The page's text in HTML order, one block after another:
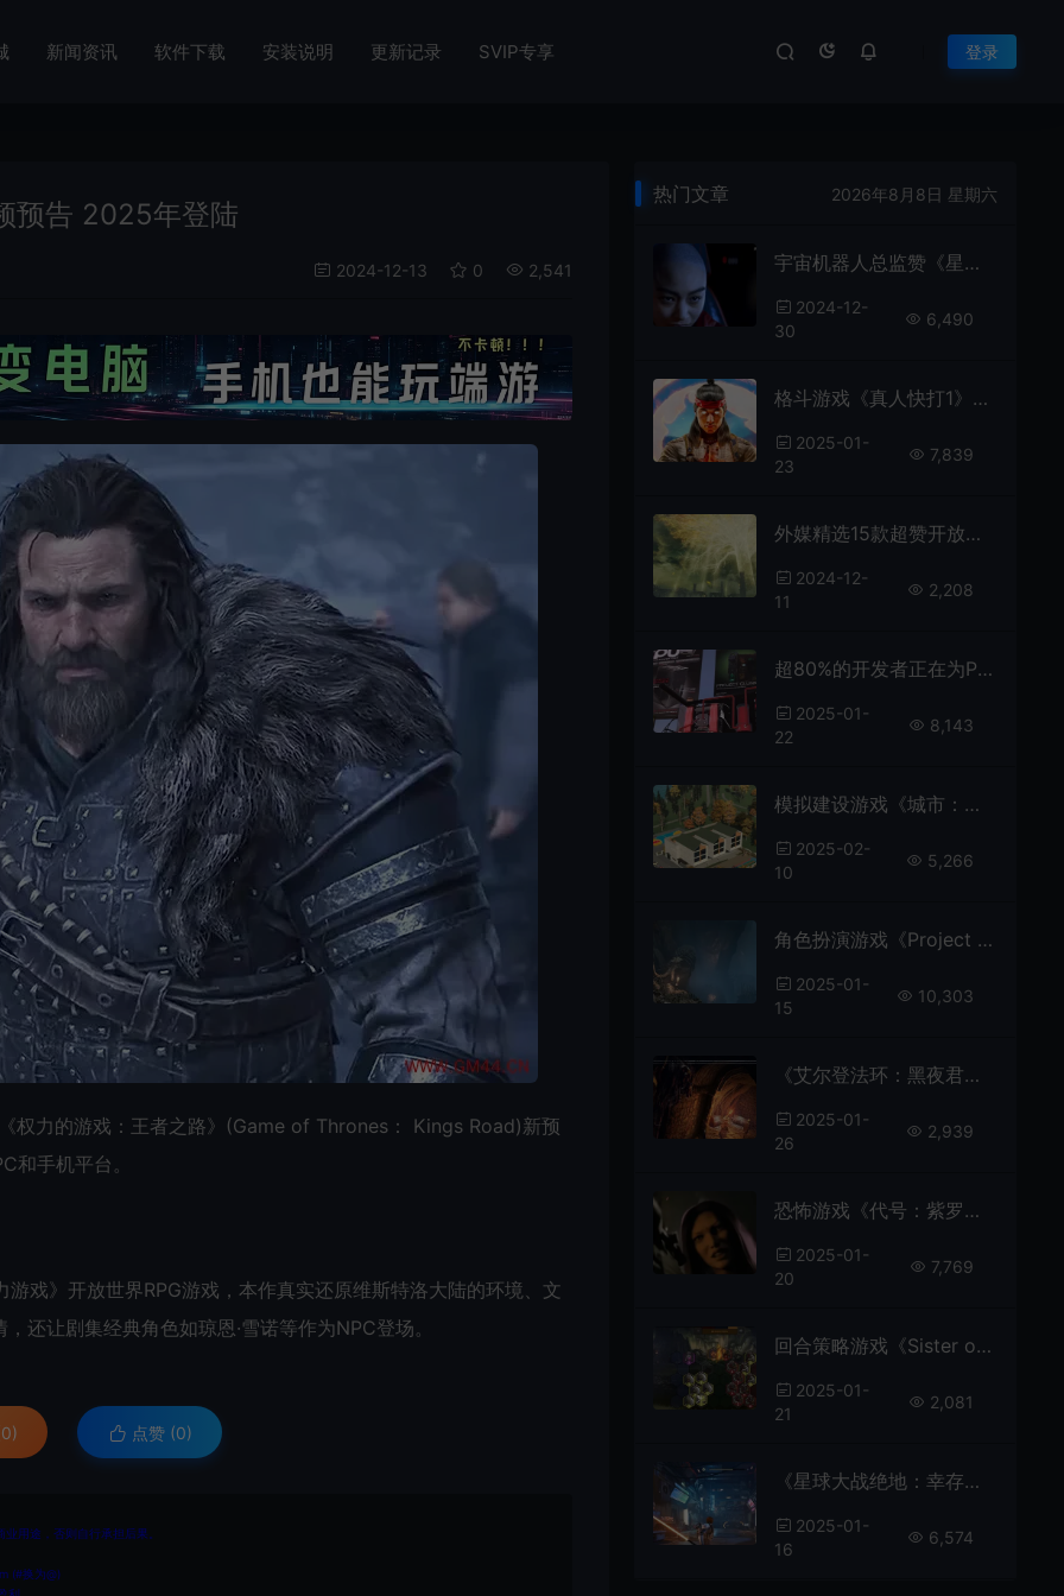
新闻资讯 软件下载 安装说明 更新记录 SVIP专享 登录
预告 2025年登陆
2024-12-13 0 2,541
权力的游戏：王者之路》(Game of Thrones： Kings Road)新预
和手机平台。
戏》开放世界RPG游戏，本作真实还原维斯特洛大陆的环境、文
还让剧集经典角色如琼恩·雪诺等作为NPC登场。
点赞 (0)
用途，否则自行承担后果。
(#换为@)
热门文章 2026年8月8日 星期六
宇宙机器人总监赞《星际：异端先知》：令人惊叹
2024-12-
30
6,490
格斗游戏《真人快打1》销量突破500万
2025-01-
23
7,839
外媒精选15款超赞开放世界游戏 《孤岛惊魂3》等
2024-12-
11
2,208
超80%的开发者正在为PC平台开发游戏 NS2为8%
2025-01-
22
8,143
模拟建设游戏《城市：天际线2》中国资产包已免费上线
2025-02-
10
5,266
角色扮演游戏《Project Pantheon》发布Steam页面 暂无中文
2025-01-
15
10,303
《艾尔登法环：黑夜君临》发布新视觉图
2025-01-
26
2,939
恐怖游戏《代号：紫罗兰 Code Violet 》因色情Mod不会登陆PC平台
2025-01-
20
7,769
回合策略游戏《Sister of a Dragon》Steam页面上线
2025-01-
21
2,081
《星球大战绝地：幸存者》PS5 Pro更新 修复闪烁问题
2025-01-
16
6,574